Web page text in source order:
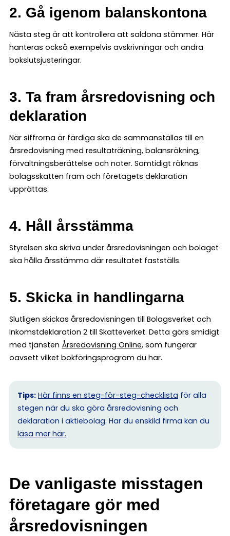
2. Gå igenom balanskontona
Nästa steg är att kontrollera att saldona stämmer. Här
hanteras också exempelvis avskrivningar och andra
bokslutsjusteringar.
3. Ta fram årsredovisning och
deklaration
När siffrorna är färdiga ska de sammanställas till en
årsredovisning med resultaträkning, balansräkning,
förvaltningsberättelse och noter. Samtidigt räknas
bolagsskatten fram och företagets deklaration
upprättas.
4. Håll årsstämma
Styrelsen ska skriva under årsredovisningen och bolaget
ska hålla årsstämma där resultatet fastställs.
5. Skicka in handlingarna
Slutligen skickas årsredovisningen till Bolagsverket och
Inkomstdeklaration 2 till Skatteverket. Detta görs smidigt
med tjänsten Årsredovisning Online, som fungerar
oavsett vilket bokföringsprogram du har.
Tips: Här finns en steg-för-steg-checklista för alla
stegen när du ska göra årsredovisning och
deklaration i aktiebolag. Har du enskild firma kan du
läsa mer här.
De vanligaste misstagen
företagare gör med
årsredovisningen